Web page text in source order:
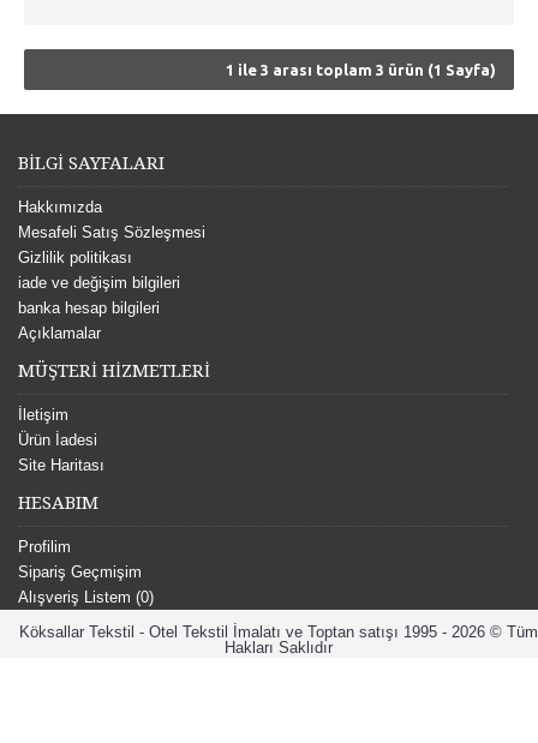
1 ile 3 arası toplam 3 ürün (1 Sayfa)
BİLGİ SAYFALARI
Hakkımızda
Mesafeli Satış Sözleşmesi
Gizlilik politikası
iade ve değişim bilgileri
banka hesap bilgileri
Açıklamalar
MÜŞTERİ HİZMETLERİ
İletişim
Ürün İadesi
Site Haritası
HESABIM
Profilim
Sipariş Geçmişim
Alışveriş Listem (0)
Köksallar Tekstil - Otel Tekstil İmalatı ve Toptan satışı 1995 - 2026 © Tüm
Hakları Saklıdır